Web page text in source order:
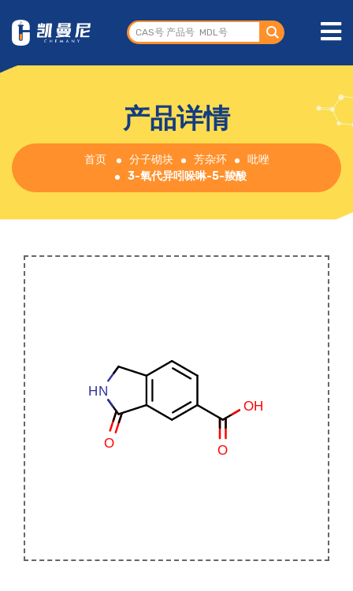
产品详情
首页 分子砌块 芳杂环
吡唑
3-氧代异吲哚啉-5-羧酸